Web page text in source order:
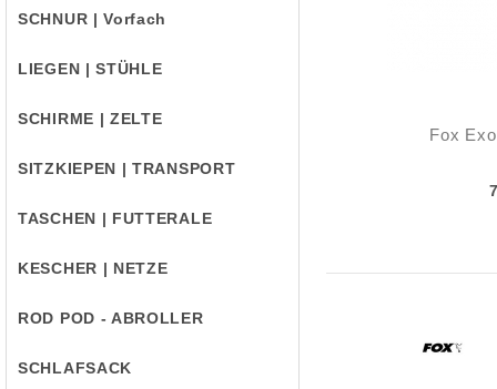
SCHNUR | Vorfach
LIEGEN | STÜHLE
SCHIRME | ZELTE
SITZKIEPEN | TRANSPORT
TASCHEN | FUTTERALE
KESCHER | NETZE
ROD POD - ABROLLER
SCHLAFSACK
Fox